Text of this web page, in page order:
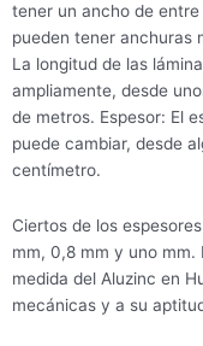
tener un ancho de
pueden tener anchuras
La longitud de las
ampliamente, desde
de metros. Espesor: El
puede cambiar, desde
centímetro.
Ciertos de los
mm, 0,8 mm y uno
medida del Aluzinc en
mecánicas y a su